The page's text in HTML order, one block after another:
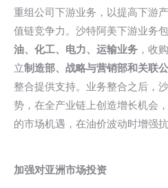
重组公司下游业务，以提高下游
值链竞争力。沙特阿美下游业务
油、化工、电力、运输业务 ，收
立制造部、战略与营销部和关联
整合提供支持。业务整合之后，
势，在全产业链上创造增长机会
的市场机遇，在油价波动时增强抗
加强对亚洲市场投资